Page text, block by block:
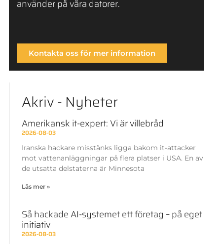
använder på våra datorer.
Kontakta oss för mer information
Akriv - Nyheter
Amerikansk it-expert: Vi är villebråd
2026-08-03
Iranska hackare misstänks ligga bakom it-attacker
mot vattenanläggningar på flera platser i USA. En av
de utsatta delstaterna är Minnesota
Läs mer »
Så hackade AI-systemet ett företag – på eget
initiativ
2026-08-03